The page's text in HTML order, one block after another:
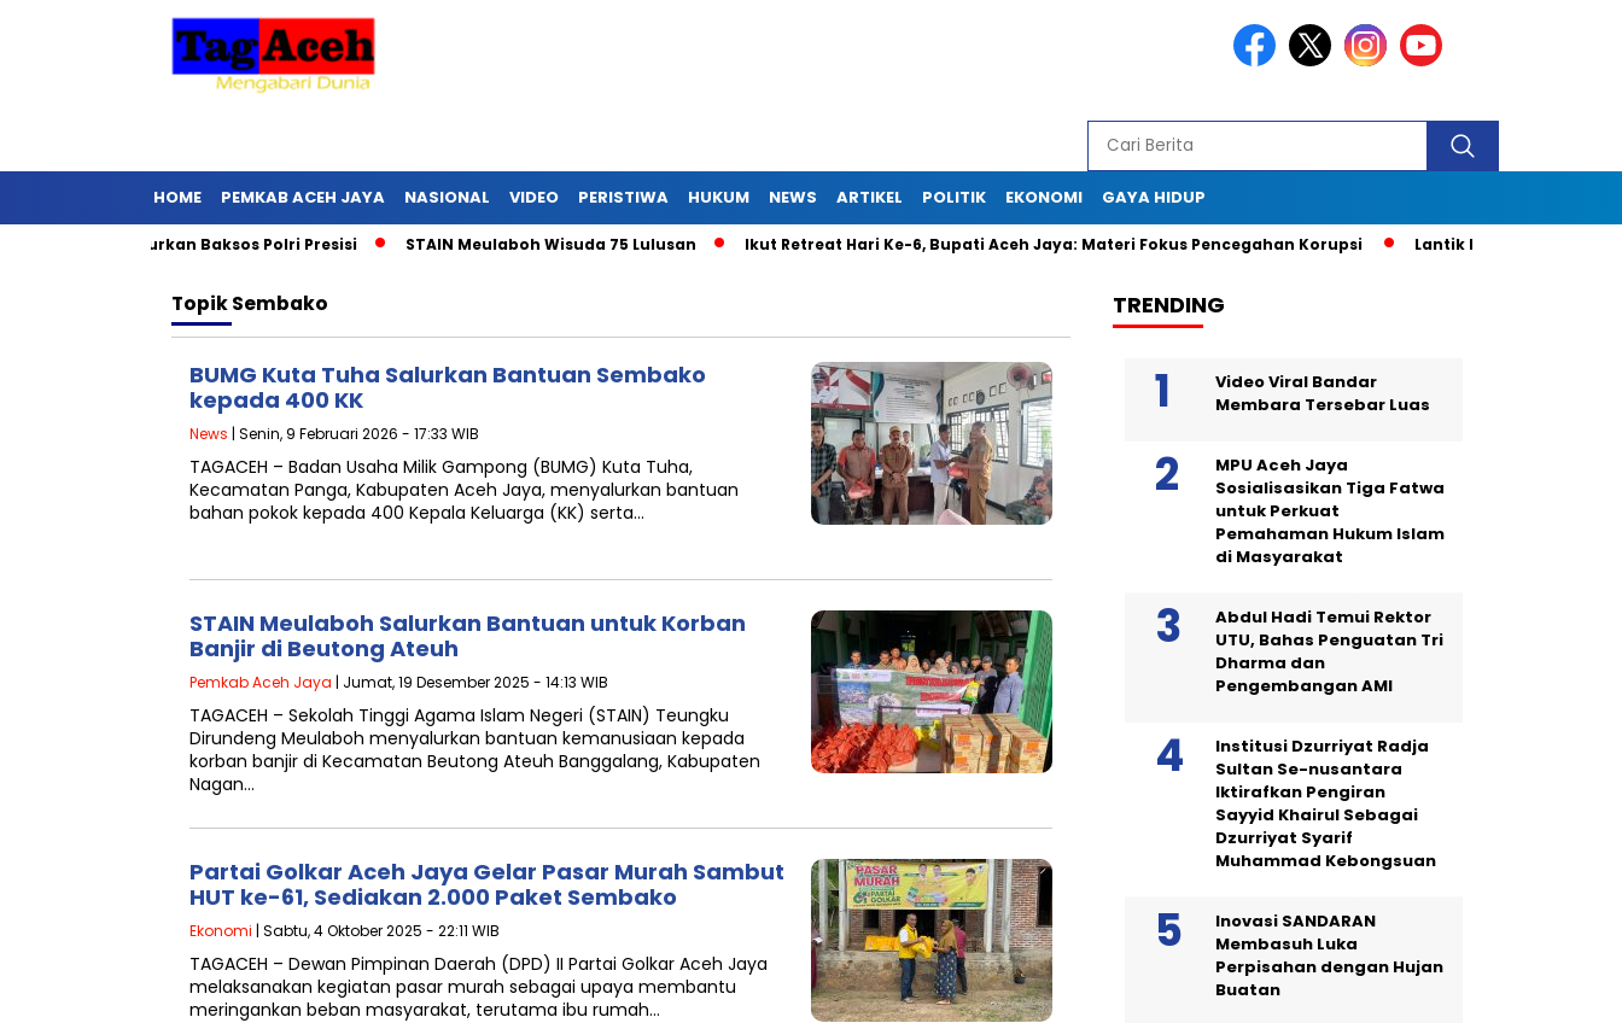
HOME PEMKAB ACEH JAYA NASIONAL VIDEO PERISTIWA HUKUM NEWS ARTIKEL POLITIK EKONOMI GAYA HIDUP
Jaya Salurkan Baksos Polri Presisi STAIN Meulaboh Wisuda 75 Lulusan Ikut Retreat Hari Ke-6, Bupati Aceh Jaya: Materi Fokus Pencegahan Korupsi Lantik BKPRMI Aceh Jaya,
TopikSembako
BUMG Kuta Tuha Salurkan Bantuan Sembako
kepada 400 KK
News | Senin, 9 Februari 2026 - 17:33 WIB
TAGACEH – Badan Usaha Milik Gampong (BUMG) Kuta Tuha,
Kecamatan Panga, Kabupaten Aceh Jaya, menyalurkan bantuan
bahan pokok kepada 400 Kepala Keluarga (KK) serta…
STAIN Meulaboh Salurkan Bantuan untuk Korban
Banjir di Beutong Ateuh
Pemkab Aceh Jaya | Jumat, 19 Desember 2025 - 14:13 WIB
TAGACEH – Sekolah Tinggi Agama Islam Negeri (STAIN) Teungku
Dirundeng Meulaboh menyalurkan bantuan kemanusiaan kepada
korban banjir di Kecamatan Beutong Ateuh Banggalang, Kabupaten
Nagan…
Partai Golkar Aceh Jaya Gelar Pasar Murah Sambut
HUT ke-61, Sediakan 2.000 Paket Sembako
Ekonomi | Sabtu, 4 Oktober 2025 - 22:11 WIB
TAGACEH – Dewan Pimpinan Daerah (DPD) II Partai Golkar Aceh Jaya
melaksanakan kegiatan pasar murah sebagai upaya membantu
meringankan beban masyarakat, terutama ibu rumah…
TRENDING
Video Viral Bandar
Membara Tersebar Luas
MPU Aceh Jaya
Sosialisasikan Tiga Fatwa
untuk Perkuat
Pemahaman Hukum Islam
di Masyarakat
Abdul Hadi Temui Rektor
UTU, Bahas Penguatan Tri
Dharma dan
Pengembangan AMI
Institusi Dzurriyat Radja
Sultan Se-nusantara
Iktirafkan Pengiran
Sayyid Khairul Sebagai
Dzurriyat Syarif
Muhammad Kebongsuan
Inovasi SANDARAN
Membasuh Luka
Perpisahan dengan Hujan
Buatan